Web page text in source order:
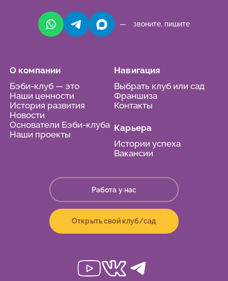
— звоните, пишите
О компании
Бэби-клуб — это
Наши ценности
История развития
Новости
Основатели Бэби-клуба
Наши проекты
Навигация
Выбрать клуб или сад
Франшиза
Контакты
Карьера
Истории успеха
Вакансии
Работа у нас
Открыть свой клуб/сад